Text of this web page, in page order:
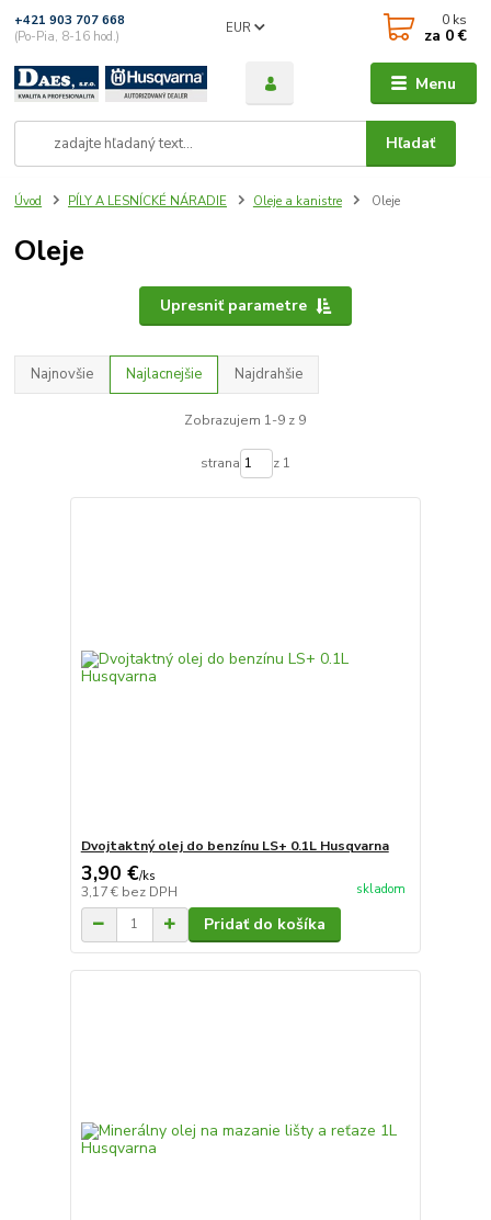
Menu
EUR
Hľadať
+421 903 707 668
(Po-Pia, 8-16 hod.)
0 ks
za 0 €
Úvod PÍLY A LESNÍCKÉ NÁRADIE Oleje a kanistre Oleje
Oleje
Upresniť parametre
Najnovšie Najlacnejšie Najdrahšie
Zobrazujem 1-9 z 9
strana z 1
Dvojtaktný olej do benzínu LS+ 0.1L Husqvarna
3,90 €/ks
3,17 € bez DPH skladom
Pridať do košíka